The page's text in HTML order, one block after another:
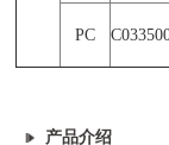
PC
产品介绍